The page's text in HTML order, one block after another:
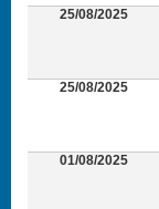
25/08/2025
25/08/2025
01/08/2025